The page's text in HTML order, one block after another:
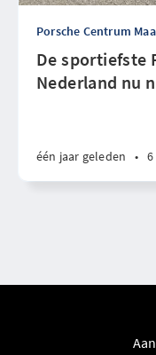
Porsche Centrum
De sportiefste
Nederland nu
één jaar geleden •